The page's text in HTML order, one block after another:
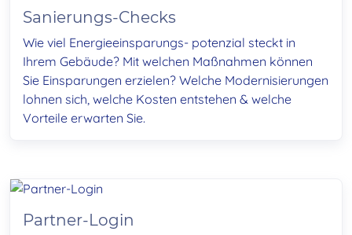
Sanierungs-Checks
Wie viel Energieeinsparungs- potenzial steckt in
Ihrem Gebäude? Mit welchen Maßnahmen können
Sie Einsparungen erzielen? Welche Modernisierungen
lohnen sich, welche Kosten entstehen & welche
Vorteile erwarten Sie.
Partner-Login